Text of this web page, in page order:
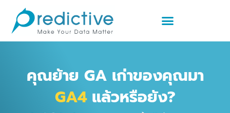
คุณย้าย GA เก่าของคุณมา
GA4แล้วหรือยัง?